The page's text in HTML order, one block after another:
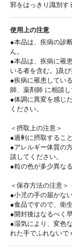
郭をはっきり識別す
使用上の注意
●本品は、疾病の診
ん。
●本品は、疾病に罹
いる者を含む。)及
●疾病に罹患してい
師、薬剤師 に相談し
●体調に異変を感じ
ください。
＜摂取上の注意＞
●過剰に摂取するこ
●アレルギー体質の
談してください。
●粒の色が多少異な
＜保存方法の注意＞
●小児の手の届かな
●食品ですので、衛
●開封後はなるべく
●湿気により、変色
れた手でふれないで